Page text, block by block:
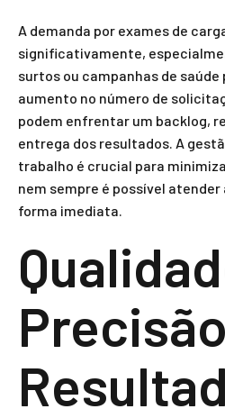
A demanda por exames de
significativamente,
surtos ou campanhas de saúde
aumento no número de
podem enfrentar um backlog,
entrega dos resultados. A
trabalho é crucial para
nem sempre é possível atender
forma imediata.